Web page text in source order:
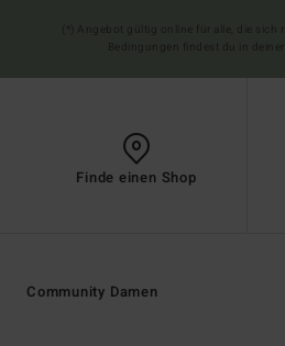
Finde einen Shop
Community Damen